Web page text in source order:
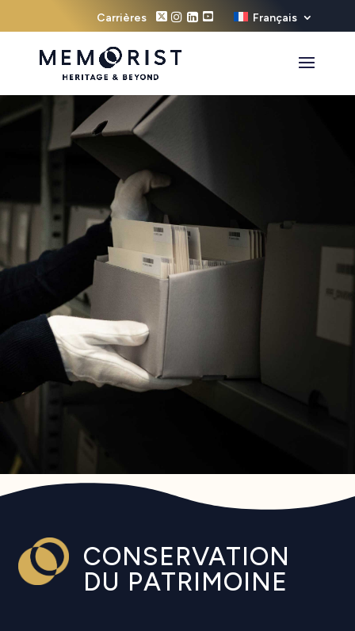
Carrières Français
CONSERVATION
DU PATRIMOINE